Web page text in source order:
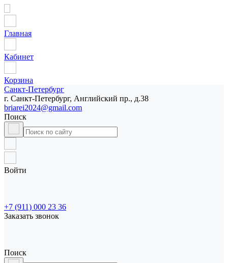
Главная
Кабинет
Корзина
Санкт-Петербург
г. Санкт-Петербург, Английский пр., д.38
briarei2024@gmail.com
Поиск
Войти
+7 (911) 000 23 36
Заказать звонок
Поиск